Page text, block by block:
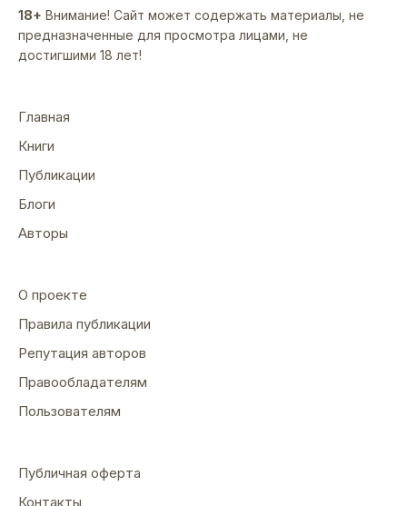
18+ Внимание! Сайт может содержать материалы, не
предназначенные для просмотра лицами, не
достигшими 18 лет!
Главная
Книги
Публикации
Блоги
Авторы
О проекте
Правила публикации
Репутация авторов
Правообладателям
Пользователям
Публичная оферта
Контакты